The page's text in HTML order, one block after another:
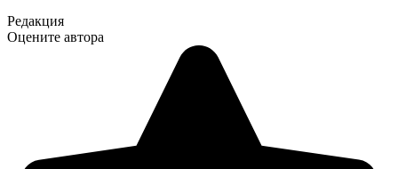
Редакция
Оцените автора